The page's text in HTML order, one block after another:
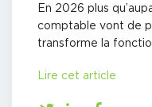
En 2026 plus
comptable vont de
transforme la
Lire cet article